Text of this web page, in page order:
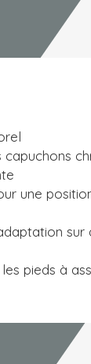
une
sur
pieds à